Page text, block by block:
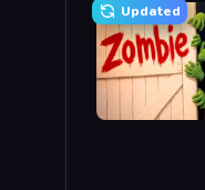
Updated
Zombie